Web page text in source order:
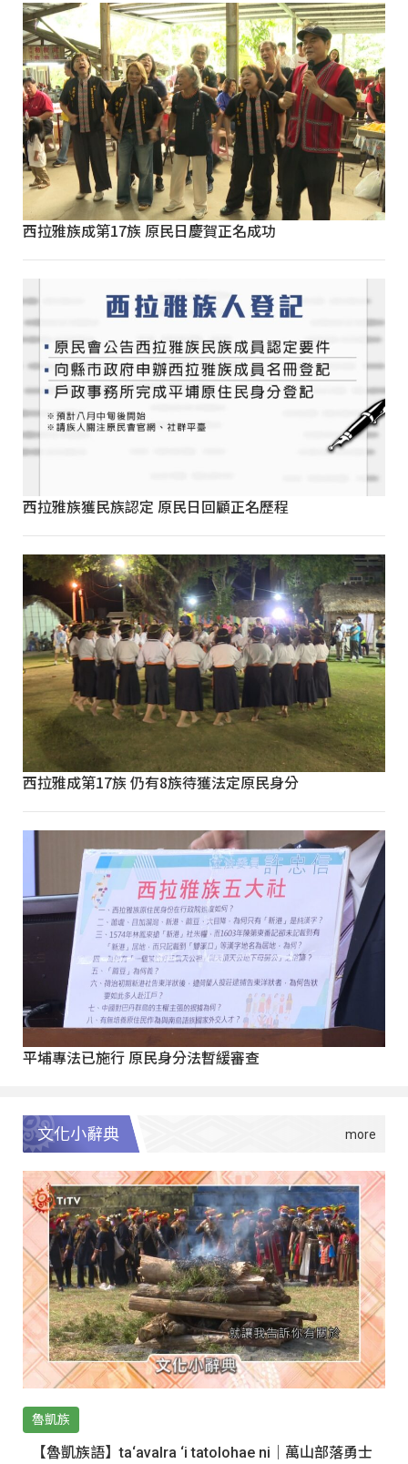
西拉雅族成第17族 原民日慶賀正名成功
西拉雅族獲民族認定 原民日回顧正名歷程
西拉雅成第17族 仍有8族待獲法定原民身分
平埔專法已施行 原民身分法暫緩審查
文化小辭典
魯凱族
【魯凱族語】ta‘avalra ‘i tatolohae ni｜萬山部落勇士